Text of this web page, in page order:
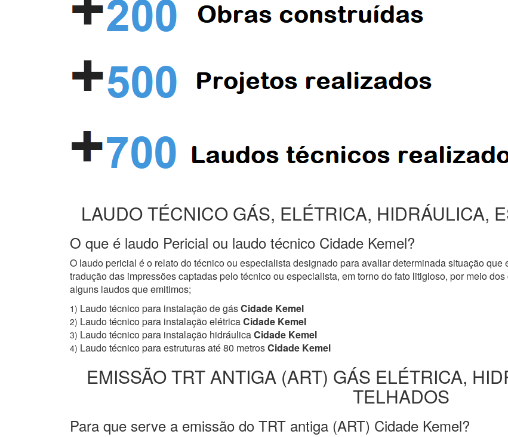
LAUDO TÉCNICO GÁS, ELÉTRICA, HIDRÁULICA,
O que é laudo Pericial ou laudo técnico Cidade Kemel?
O laudo pericial é o relato do técnico ou especialista designado para avaliar determinada situação
tradução das impressões captadas pelo técnico ou especialista, em torno do fato litigioso, por meio
alguns laudos que emitimos;
1) Laudo técnico para instalação de gásCidade Kemel
2) Laudo técnico para instalação elétricaCidade Kemel
3) Laudo técnico para instalação hidráulicaCidade Kemel
4) Laudo técnico para estruturas até 80 metrosCidade Kemel
EMISSÃO TRT ANTIGA (ART) GÁS ELÉTRICA,
TELHADOS
Para que serve a emissão do TRT antiga (ART) Cidade Kemel?